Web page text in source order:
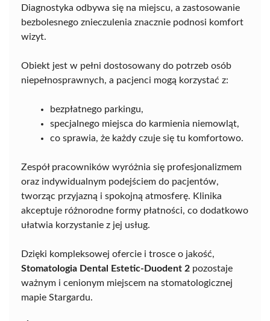
Diagnostyka odbywa się na miejscu, a zastosowanie
bezbolesnego znieczulenia znacznie podnosi komfort
wizyt.
Obiekt jest w pełni dostosowany do potrzeb osób
niepełnosprawnych, a pacjenci mogą korzystać z:
bezpłatnego parkingu,
specjalnego miejsca do karmienia niemowląt,
co sprawia, że każdy czuje się tu komfortowo.
Zespół pracowników wyróżnia się profesjonalizmem
oraz indywidualnym podejściem do pacjentów,
tworząc przyjazną i spokojną atmosferę. Klinika
akceptuje różnorodne formy płatności, co dodatkowo
ułatwia korzystanie z jej usług.
Dzięki kompleksowej ofercie i trosce o jakość,
Stomatologia Dental Estetic-Duodent 2 pozostaje
ważnym i cenionym miejscem na stomatologicznej
mapie Stargardu.